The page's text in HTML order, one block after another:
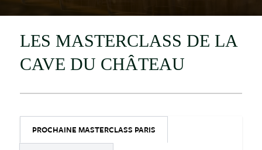
LES MASTERCLASS DE LA
CAVE DU CHÂTEAU
PROCHAINE MASTERCLASS PARIS